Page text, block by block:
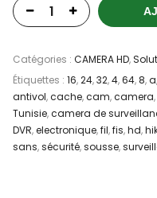
Catégories : CAMERA HD,
Étiquettes : 16,24,32,4,64,8,a,
antivol,cache,cam,camera,
Tunisie,camera de
DVR,electronique,fil,fis,hd,
sans,sécurité,sousse,